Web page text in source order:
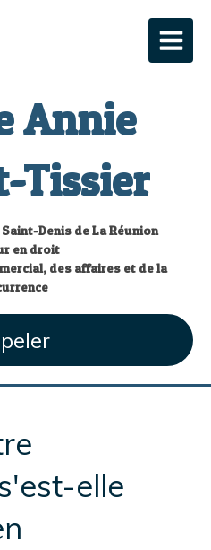
Annie
Tissier
Denis de La Réunion
en droit
des affaires et de la
elle